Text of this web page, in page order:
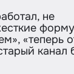
не
«теперь
канал